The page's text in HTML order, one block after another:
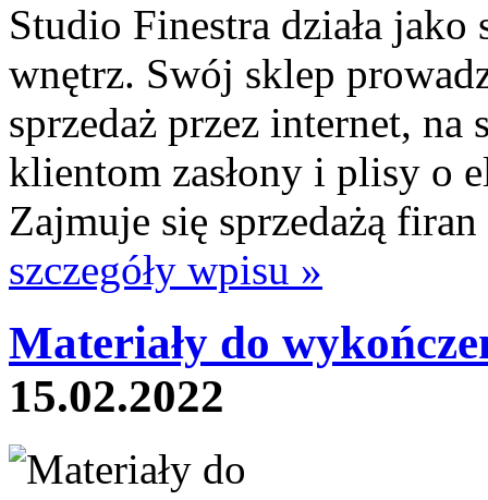
Studio Finestra działa
wnętrz. Swój sklep
sprzedaż przez internet,
klientom zasłony i plisy o
Zajmuje się sprzedażą
szczegóły wpisu »
Materiały do
15.02.2022